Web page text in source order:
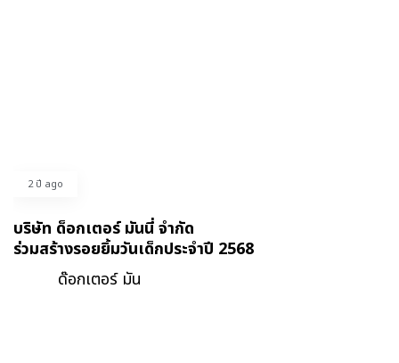
2 ปี ago
บริษัท ด็อกเตอร์ มันนี่ จำกัด
ร่วมสร้างรอยยิ้มวันเด็กประจำปี 2568
ด๊อกเตอร์ มัน